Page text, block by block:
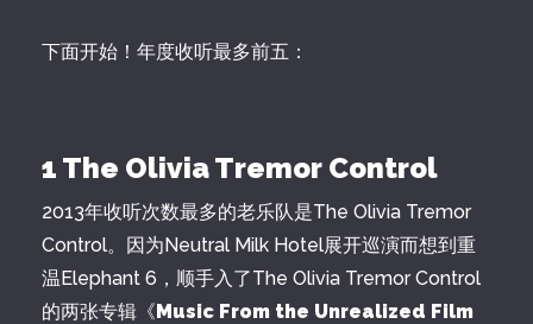
下面开始！年度收听最多前五：
1 The Olivia Tremor Control
2013年收听次数最多的老乐队是The Olivia Tremor
Control。因为Neutral Milk Hotel展开巡演而想到重
温Elephant 6，顺手入了The Olivia Tremor Control
的两张专辑《Music From the Unrealized Film